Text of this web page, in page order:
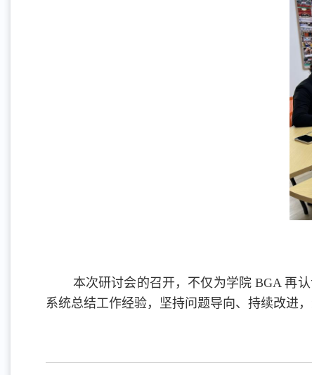
本次研讨会的召开，不仅为学院 BGA 再
系统总结工作经验，坚持问题导向、持续改进